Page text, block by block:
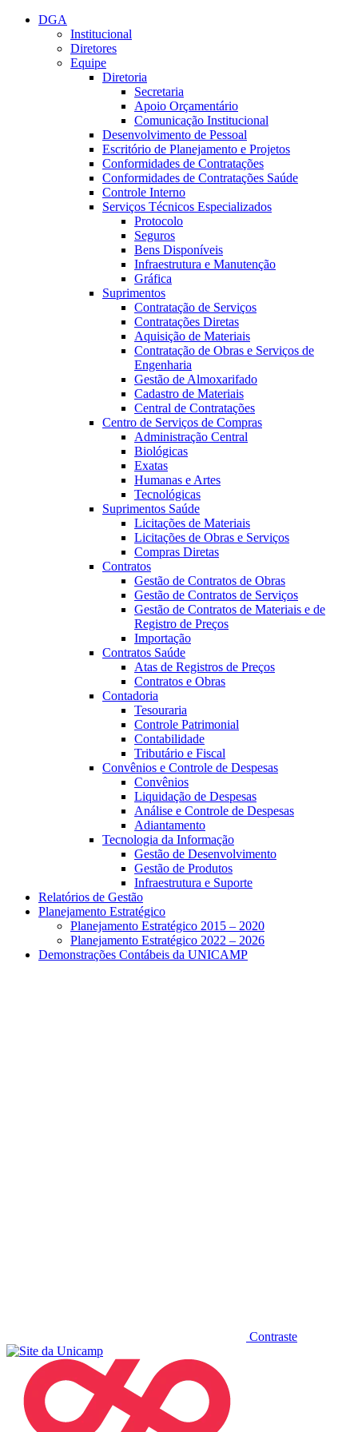
Conteúdo principal
DGA
Institucional
Diretores
Equipe
Diretoria
Secretaria
Apoio Orçamentário
Comunicação Institucional
Desenvolvimento de Pessoal
Escritório de Planejamento e Projetos
Conformidades de Contratações
Conformidades de Contratações Saúde
Controle Interno
Serviços Técnicos Especializados
Protocolo
Seguros
Bens Disponíveis
Infraestrutura e Manutenção
Gráfica
Suprimentos
Contratação de Serviços
Contratações Diretas
Aquisição de Materiais
Contratação de Obras e Serviços de
Engenharia
Gestão de Almoxarifado
Cadastro de Materiais
Central de Contratações
Centro de Serviços de Compras
Administração Central
Biológicas
Exatas
Humanas e Artes
Tecnológicas
Suprimentos Saúde
Licitações de Materiais
Licitações de Obras e Serviços
Compras Diretas
Contratos
Gestão de Contratos de Obras
Gestão de Contratos de Serviços
Gestão de Contratos de Materiais e de
Registro de Preços
Importação
Contratos Saúde
Atas de Registros de Preços
Contratos e Obras
Contadoria
Tesouraria
Controle Patrimonial
Contabilidade
Tributário e Fiscal
Convênios e Controle de Despesas
Convênios
Liquidação de Despesas
Análise e Controle de Despesas
Adiantamento
Tecnologia da Informação
Gestão de Desenvolvimento
Gestão de Produtos
Infraestrutura e Suporte
Relatórios de Gestão
Planejamento Estratégico
Planejamento Estratégico 2015 – 2020
Planejamento Estratégico 2022 – 2026
Demonstrações Contábeis da UNICAMP
Contraste